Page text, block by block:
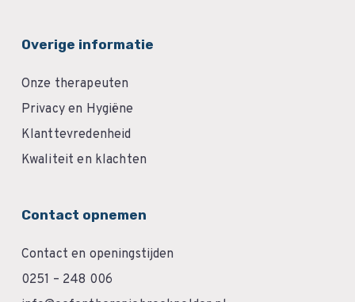
Overige informatie
Onze therapeuten
Privacy en Hygiëne
Klanttevredenheid
Kwaliteit en klachten
Contact opnemen
Contact en openingstijden
0251 – 248 006